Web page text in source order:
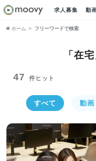
求人募集 動
ホーム フリーワードで検索
「在
47 件ヒット
すべて 動画